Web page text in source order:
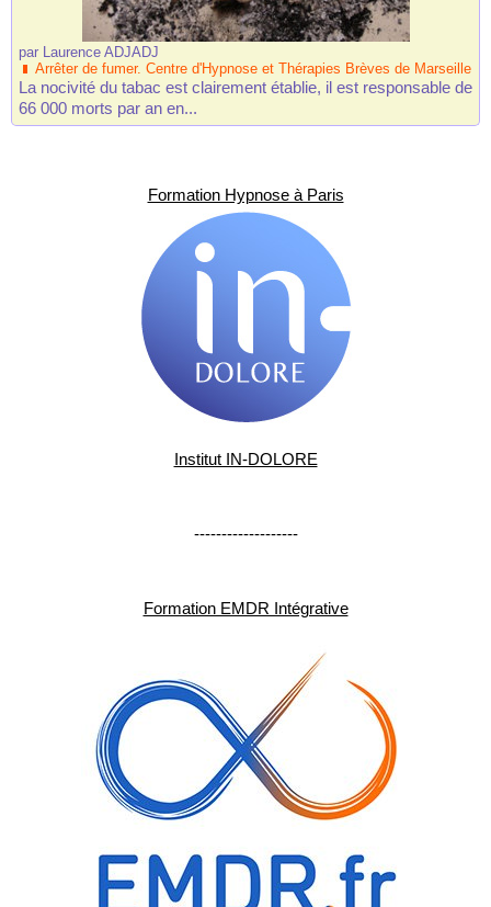
par Laurence ADJADJ
Arrêter de fumer. Centre d'Hypnose et Thérapies Brèves de Marseille
La nocivité du tabac est clairement établie, il est responsable de
66 000 morts par an en...
Formation Hypnose à Paris
Institut IN-DOLORE
-------------------
Formation EMDR Intégrative